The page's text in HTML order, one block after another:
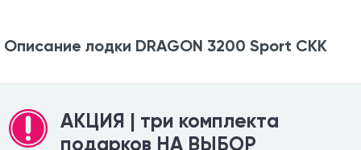
Описание лодки DRAGON 3200 Sport СКК
АКЦИЯ | три комплекта
подарков НА ВЫБОР